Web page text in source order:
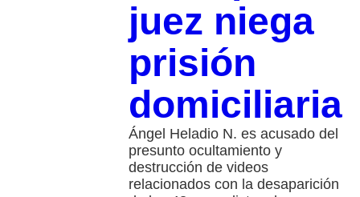
juez niega
prisión
domiciliaria
Ángel Heladio N. es acusado del
presunto ocultamiento y
destrucción de videos
relacionados con la desaparición